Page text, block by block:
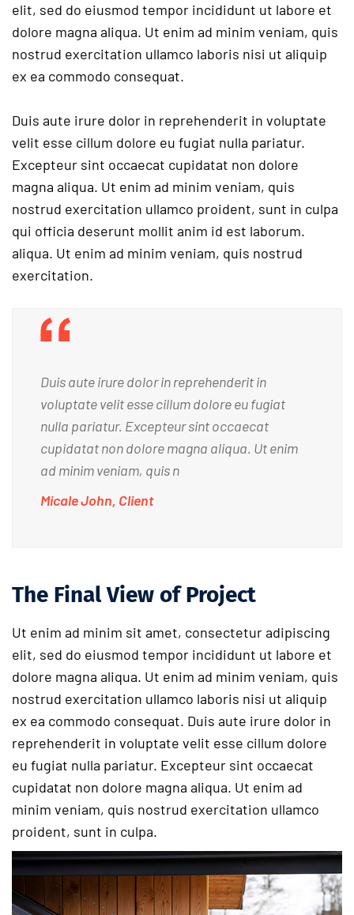
elit, sed do eiusmod tempor incididunt ut labore et
dolore magna aliqua. Ut enim ad minim veniam, quis
nostrud exercitation ullamco laboris nisi ut aliquip
ex ea commodo consequat.
Duis aute irure dolor in reprehenderit in voluptate
velit esse cillum dolore eu fugiat nulla pariatur.
Excepteur sint occaecat cupidatat non dolore
magna aliqua. Ut enim ad minim veniam, quis
nostrud exercitation ullamco proident, sunt in culpa
qui officia deserunt mollit anim id est laborum.
aliqua. Ut enim ad minim veniam, quis nostrud
exercitation.
Duis aute irure dolor in reprehenderit in
voluptate velit esse cillum dolore eu fugiat
nulla pariatur. Excepteur sint occaecat
cupidatat non dolore magna aliqua. Ut enim
ad minim veniam, quis n
Micale John, Client
The Final View of Project
Ut enim ad minim sit amet, consectetur adipiscing
elit, sed do eiusmod tempor incididunt ut labore et
dolore magna aliqua. Ut enim ad minim veniam, quis
nostrud exercitation ullamco laboris nisi ut aliquip
ex ea commodo consequat. Duis aute irure dolor in
reprehenderit in voluptate velit esse cillum dolore
eu fugiat nulla pariatur. Excepteur sint occaecat
cupidatat non dolore magna aliqua. Ut enim ad
minim veniam, quis nostrud exercitation ullamco
proident, sunt in culpa.